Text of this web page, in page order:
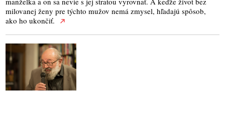
milovanej ženy pre týchto mužov nemá zmysel, hľadajú spôsob,
ako ho ukončiť.